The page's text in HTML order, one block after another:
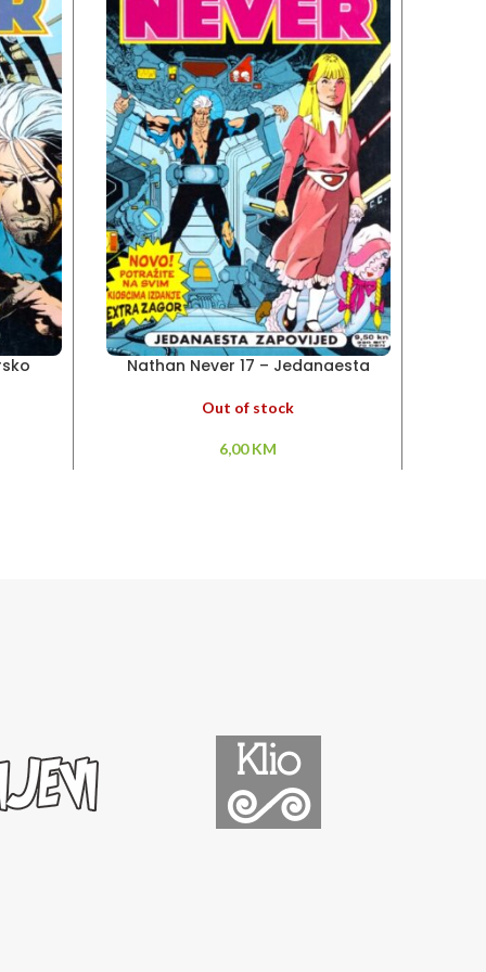
Nathan Never 17 – Jedanaesta
Out of stock
6,00KM